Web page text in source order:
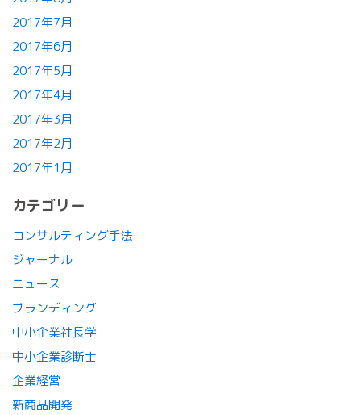
2017年7月
2017年6月
2017年5月
2017年4月
2017年3月
2017年2月
2017年1月
カテゴリー
コンサルティング手法
ジャーナル
ニュース
ブランディング
中小企業社長学
中小企業診断士
企業経営
新商品開発